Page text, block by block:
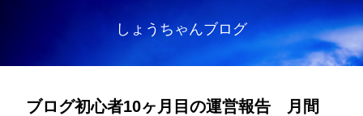
しょうちゃんブログ
ブログ初心者10ヶ月目の運営報告 月間